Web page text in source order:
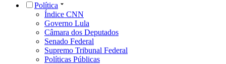
Política
Índice CNN
Governo Lula
Câmara dos Deputados
Senado Federal
Supremo Tribunal Federal
Políticas Públicas